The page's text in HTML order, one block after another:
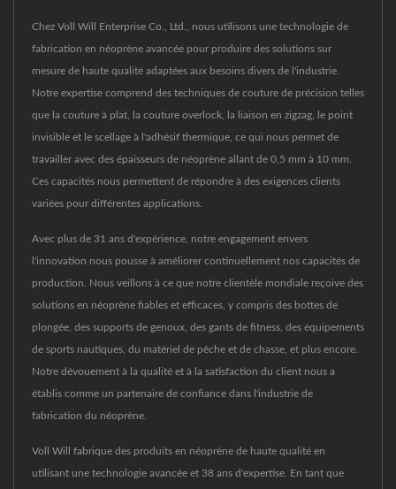
Chez Voll Will Enterprise Co., Ltd., nous utilisons une technologie de
fabrication en néoprène avancée pour produire des solutions sur
mesure de haute qualité adaptées aux besoins divers de l'industrie.
Notre expertise comprend des techniques de couture de précision telles
que la couture à plat, la couture overlock, la liaison en zigzag, le point
invisible et le scellage à l'adhésif thermique, ce qui nous permet de
travailler avec des épaisseurs de néoprène allant de 0,5 mm à 10 mm.
Ces capacités nous permettent de répondre à des exigences clients
variées pour différentes applications.
Avec plus de 31 ans d'expérience, notre engagement envers
l'innovation nous pousse à améliorer continuellement nos capacités de
production. Nous veillons à ce que notre clientèle mondiale reçoive des
solutions en néoprène fiables et efficaces, y compris des bottes de
plongée, des supports de genoux, des gants de fitness, des équipements
de sports nautiques, du matériel de pêche et de chasse, et plus encore.
Notre dévouement à la qualité et à la satisfaction du client nous a
établis comme un partenaire de confiance dans l'industrie de
fabrication du néoprène.
Voll Will fabrique des produits en néoprène de haute qualité en
utilisant une technologie avancée et 38 ans d'expertise. En tant que